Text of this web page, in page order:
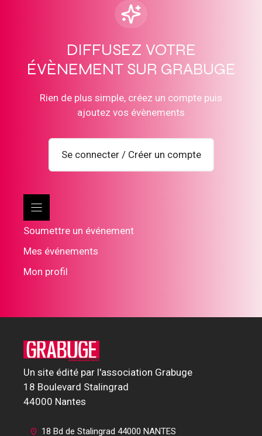
DIFFUSEZ VOTRE
ÉVÈNEMENT SUR GRABUGE
Rien de plus simple, créez un compte puis
ajoutez vos évènements
Se connecter / Créer un compte
Soumettre un événement
Mes événements
Mon profil
Un site édité par l'association Grabuge
18 Boulevard Stalingrad
44000 Nantes
18 Bd de Stalingrad 44000 NANTES